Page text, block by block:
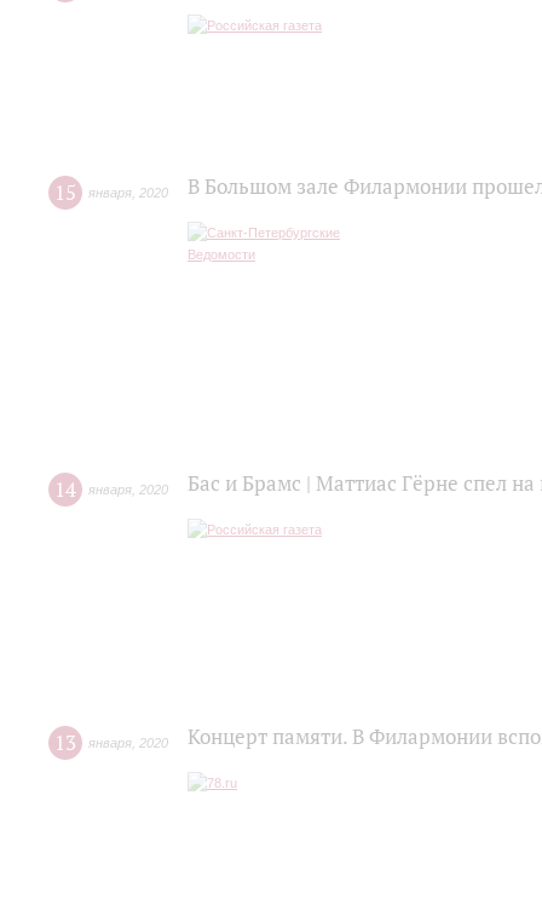
15 января 2020 В Большом зале Филармонии
14 января 2020 Бас и Брамс | Маттиас Гёрне спел
13 января 2020 Концерт памяти. В Филармонии